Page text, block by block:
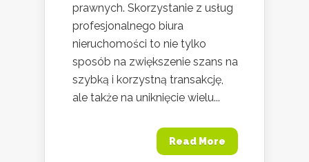
prawnych. Skorzystanie z usług
profesjonalnego biura
nieruchomości to nie tylko
sposób na zwiększenie szans na
szybką i korzystną transakcję,
ale także na uniknięcie wielu...
Read More